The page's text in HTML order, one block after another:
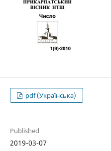
pdf (Українська)
Published
2019-03-07